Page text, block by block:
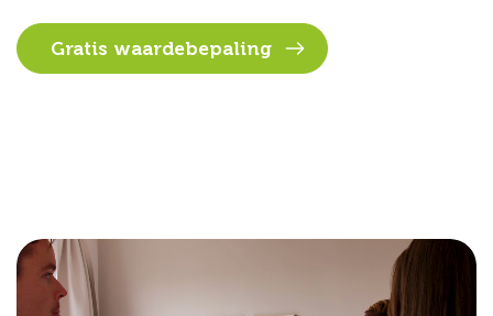
Gratis waardebepaling